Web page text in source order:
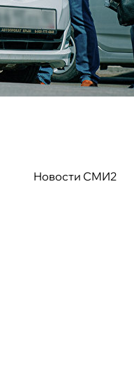
Новости СМИ2